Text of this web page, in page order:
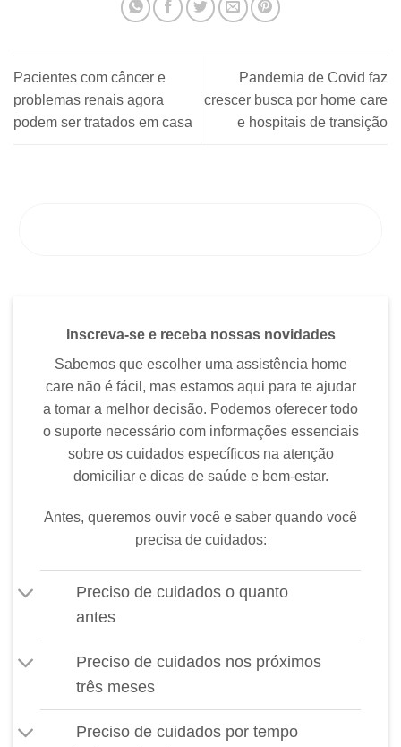
Pacientes com câncer e
problemas renais agora
podem ser tratados em casa
Pandemia de Covid faz
crescer busca por home care
e hospitais de transição
Inscreva-se e receba nossas novidades
Sabemos que escolher uma assistência home
care não é fácil, mas estamos aqui para te ajudar
a tomar a melhor decisão. Podemos oferecer todo
o suporte necessário com informações essenciais
sobre os cuidados específicos na atenção
domiciliar e dicas de saúde e bem-estar.
Antes, queremos ouvir você e saber quando você
precisa de cuidados:
Preciso de cuidados o quanto
antes
Preciso de cuidados nos próximos
três meses
Preciso de cuidados por tempo